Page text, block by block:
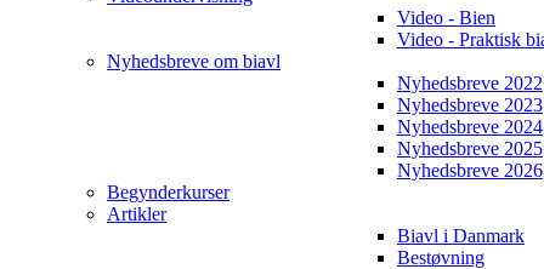
Video - Bien
Video - Praktisk
Nyhedsbreve om biavl
Nyhedsbreve 2022
Nyhedsbreve 2023
Nyhedsbreve 2024
Nyhedsbreve 2025
Nyhedsbreve 2026
Begynderkurser
Artikler
Biavl i Danmark
Bestøvning